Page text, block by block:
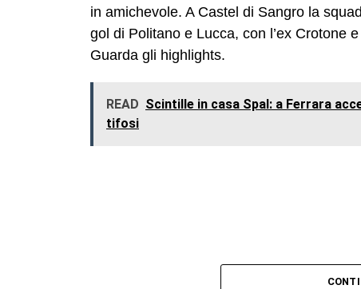
in amichevole. A Castel di Sangro la
gol di Politano e Lucca, con l’ex Crotone
Guarda gli highlights.
READ Scintille in casa Spal: a Ferrara
tifosi